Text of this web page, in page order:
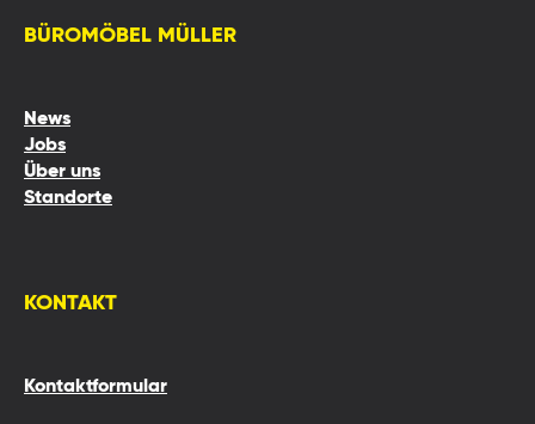
BÜROMÖBEL MÜLLER
News
Jobs
Über uns
Standorte
KONTAKT
Kontaktformular